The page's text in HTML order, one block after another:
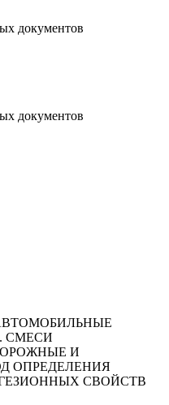
документов
документов
СМЕСИ
И
ОПРЕДЕЛЕНИЯ
СВОЙСТВ